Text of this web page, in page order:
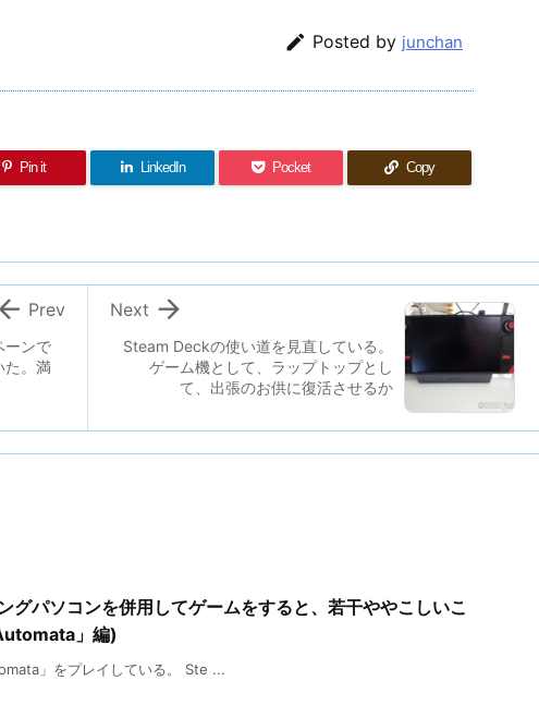
 Posted by junchan
Pin it LinkedIn Pocket Copy
Steam Deckの使い道を見直している。
ゲーム機として、ラップトップとし
て、出張のお供に復活させるか

Next
ーンで
た。満
 Prev
グパソコンを併用してゲームをすると、若干ややこしいこ
」編)
」をプレイしている。 Ste ...